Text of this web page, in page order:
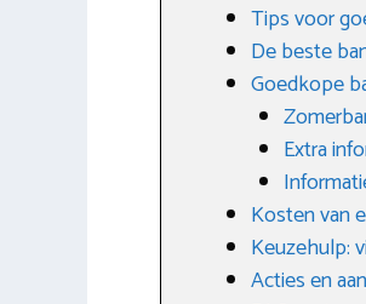
Tips voor
De beste
Goedkope
Extra
Kosten van
Keuzehulp:
Acties en